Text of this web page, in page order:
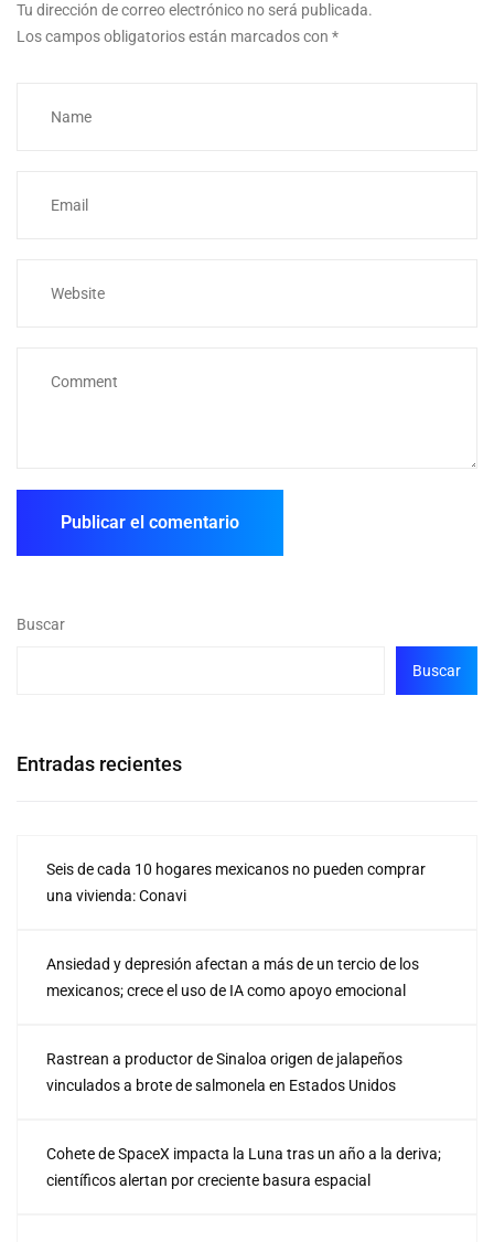
Tu dirección de correo electrónico no será publicada.
Los campos obligatorios están marcados con *
Buscar
Buscar
Entradas recientes
Seis de cada 10 hogares mexicanos no pueden comprar
una vivienda: Conavi
Ansiedad y depresión afectan a más de un tercio de los
mexicanos; crece el uso de IA como apoyo emocional
Rastrean a productor de Sinaloa origen de jalapeños
vinculados a brote de salmonela en Estados Unidos
Cohete de SpaceX impacta la Luna tras un año a la deriva;
científicos alertan por creciente basura espacial